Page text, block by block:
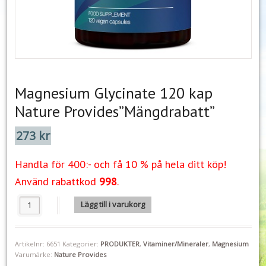
Magnesium Glycinate 120 kap
Nature Provides”Mängdrabatt”
273 kr
Handla för 400:- och få 10 % på hela ditt köp!
Använd rabattkod 998.
Magnesium Glycinate 120 kap Nature Provides"Mängdrabatt" mängd
Lägg till i varukorg
Artikelnr: 6651 Kategorier: PRODUKTER, Vitaminer/Mineraler, Magnesium
Varumärke: Nature Provides